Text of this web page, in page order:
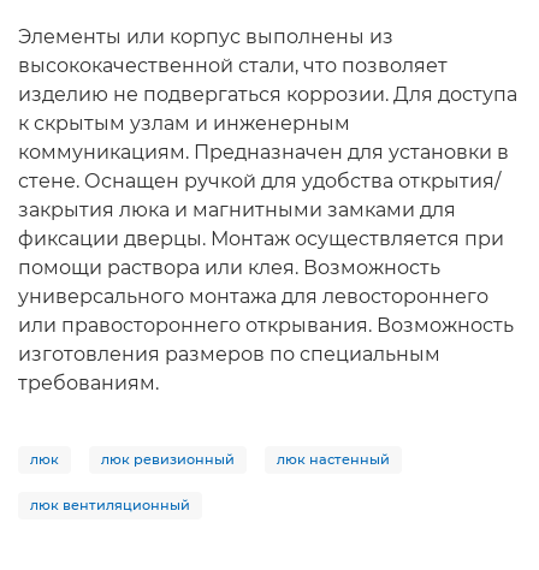
Элементы или корпус выполнены из
высококачественной стали, что позволяет
изделию не подвергаться коррозии. Для доступа
к скрытым узлам и инженерным
коммуникациям. Предназначен для установки в
стене. Оснащен ручкой для удобства открытия/
закрытия люка и магнитными замками для
фиксации дверцы. Монтаж осуществляется при
помощи раствора или клея. Возможность
универсального монтажа для левостороннего
или правостороннего открывания. Возможность
изготовления размеров по специальным
требованиям.
люк люк ревизионный люк настенный
люк вентиляционный